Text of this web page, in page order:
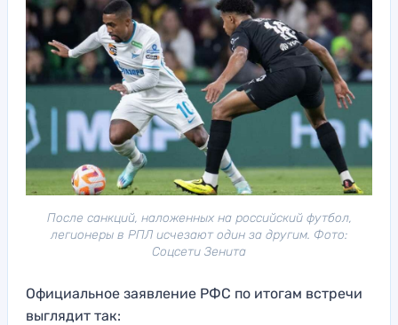
После санкций, наложенных на российский футбол,
легионеры в РПЛ исчезают один за другим. Фото:
Соцсети Зенита
Официальное заявление РФС по итогам встречи
выглядит так: